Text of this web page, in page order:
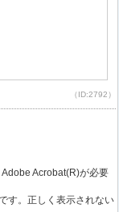
（ID:2792）
Acrobat(R)が必要
す。正しく表示されない